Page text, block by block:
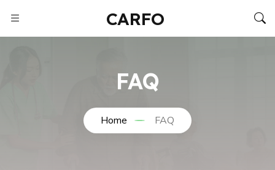
CARFO
FAQ
Home FAQ